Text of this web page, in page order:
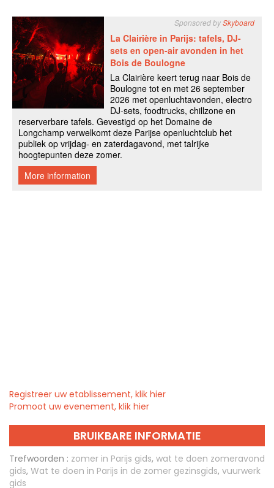
Registreer uw etablissement, klik hier
Promoot uw evenement, klik hier
BRUIKBARE INFORMATIE
Trefwoorden : zomer in Parijs gids, wat te doen zomeravond
gids, Wat te doen in Parijs in de zomer gezinsgids, vuurwerk
gids